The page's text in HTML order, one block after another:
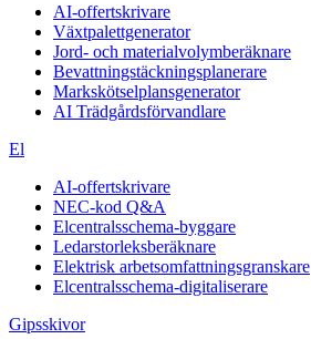
AI-offertskrivare
Växtpalettgenerator
Jord- och materialvolymberäknare
Bevattningstäckningsplanerare
Markskötselplansgenerator
AI Trädgårdsförvandlare
El
AI-offertskrivare
NEC-kod Q&A
Elcentralsschema-byggare
Ledarstorleksberäknare
Elektrisk arbetsomfattningsgranskare
Elcentralsschema-digitaliserare
Gipsskivor